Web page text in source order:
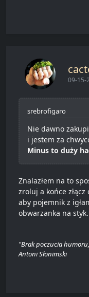
09-15-
srebrofigaro
Nie dawno
i jestem za
Minus to duży
Znalazłem na to
zroluj a końce złącz
aby pojemnik z
obwarzanka na
"Brak poczucia
Antoni Słonimski